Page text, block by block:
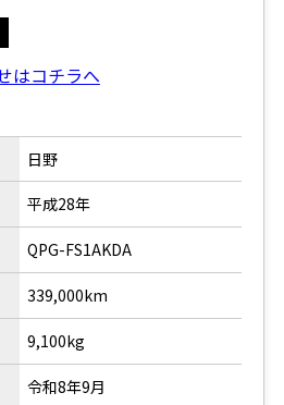
はコチラへ
日野
平成28年
QPG-FS1AKDA
339,000km
9,100kg
令和8年9月